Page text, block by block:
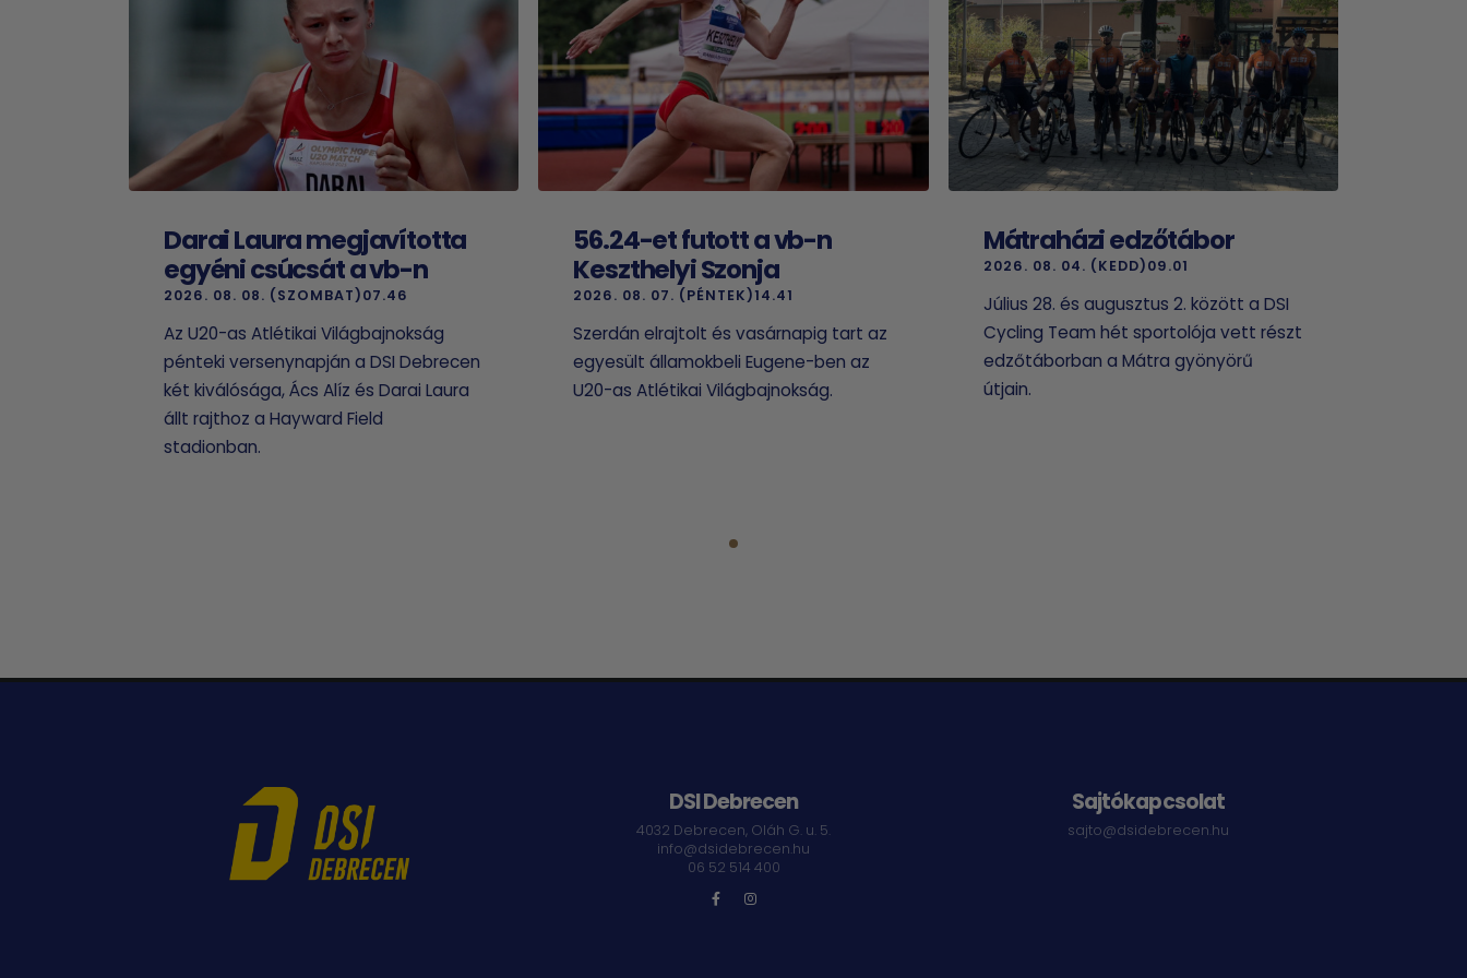
Darai Laura megjavította
egyéni csúcsát a vb-n
2026. 08. 08. (SZOMBAT)07.46
Az U20-as Atlétikai Világbajnokság
pénteki versenynapján a DSI Debrecen
két kiválósága, Ács Alíz és Darai Laura
állt rajthoz a Hayward Field
stadionban.
56.24-et futott a vb-n
Keszthelyi Szonja
2026. 08. 07. (PÉNTEK)14.41
Szerdán elrajtolt és vasárnapig tart az
egyesült államokbeli Eugene-ben az
U20-as Atlétikai Világbajnokság.
Mátraházi edzőtábor
2026. 08. 04. (KEDD)09.01
Július 28. és augusztus 2. között a DSI
Cycling Team hét sportolója vett részt
edzőtáborban a Mátra gyönyörű
útjain.
DSI Debrecen
4032 Debrecen, Oláh G. u. 5.
info@dsidebrecen.hu
06 52 514 400
Sajtókapcsolat
sajto@dsidebrecen.hu